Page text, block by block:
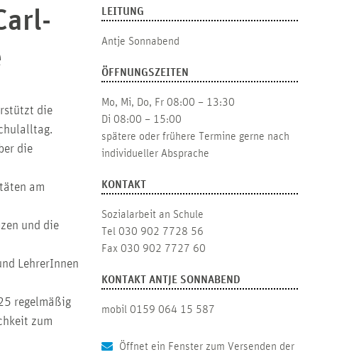
die
die
am
und die
LehrerInnen
regelmäßig
zum
LEITUNG
Antje Sonnabend
ÖFFNUNGSZEITEN
Mo, Mi, Do, Fr 08:00 – 13:30
Di 08:00 – 15:00
spätere oder frühere Termine gerne nach
individueller Absprache
KONTAKT
Sozialarbeit an Schule
Tel 030 902 7728 56
Fax 030 902 7727 60
KONTAKT ANTJE SONNABEND
mobil 0159 064 15 587
Öffnet ein Fenster zum Versenden der